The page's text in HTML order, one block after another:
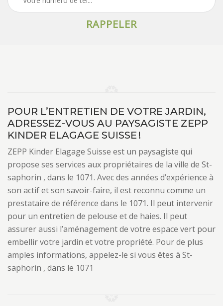
POUR L’ENTRETIEN DE VOTRE JARDIN,
ADRESSEZ-VOUS AU PAYSAGISTE ZEPP
KINDER ELAGAGE SUISSE !
ZEPP Kinder Elagage Suisse est un paysagiste qui
propose ses services aux propriétaires de la ville de St-
saphorin , dans le 1071. Avec des années d’expérience à
son actif et son savoir-faire, il est reconnu comme un
prestataire de référence dans le 1071. Il peut intervenir
pour un entretien de pelouse et de haies. Il peut
assurer aussi l’aménagement de votre espace vert pour
embellir votre jardin et votre propriété. Pour de plus
amples informations, appelez-le si vous êtes à St-
saphorin , dans le 1071